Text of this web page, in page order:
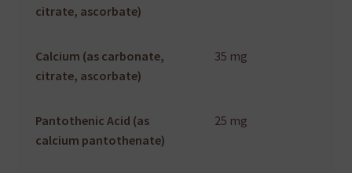
citrate, ascorbate)
Calcium (as carbonate,
citrate, ascorbate)
35 mg
Pantothenic Acid (as
calcium pantothenate)
25 mg